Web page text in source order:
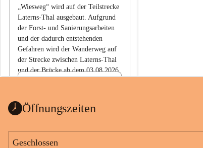
„Wiesweg“ wird auf der Teilstrecke
Laterns-Thal ausgebaut. Aufgrund
der Forst- und Sanierungsarbeiten
und der dadurch entstehenden
Gefahren wird der Wanderweg auf
der Strecke zwischen Laterns-Thal
und der Brücke ab dem 03.08.2026
ht
1 Seite•0,1 MB
Öffnungszeiten
Geschlossen